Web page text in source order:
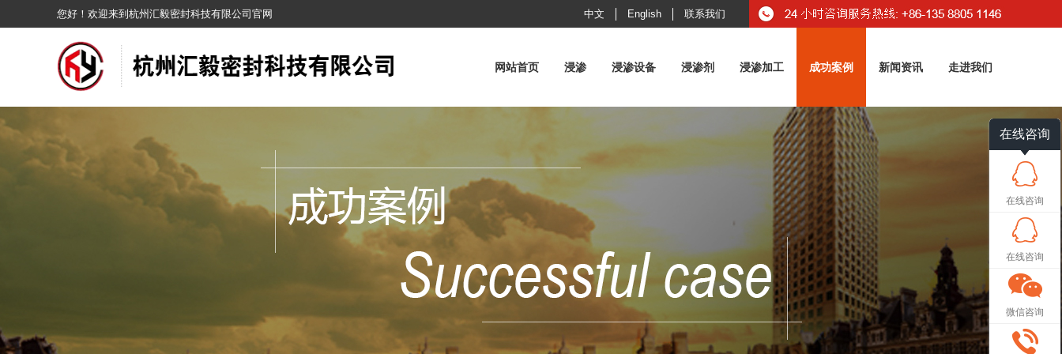
您好！欢迎来到杭州汇毅密封科技有限公司官网 中文 English 联系我们
网站首页 浸渗 浸渗设备 浸渗剂 浸渗加工 成功案例 新闻资讯 走进我们
在线咨询
在线咨询
在线咨询
微信咨询